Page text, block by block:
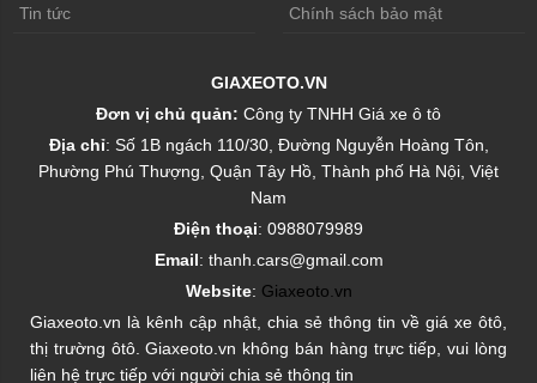
Tin tức Chính sách bảo mật
GIAXEOTO.VN
Đơn vị chủ quản: Công ty TNHH Giá xe ô tô
Địa chỉ: Số 1B ngách 110/30, Đường Nguyễn Hoàng Tôn,
Phường Phú Thượng, Quận Tây Hồ, Thành phố Hà Nội, Việt
Nam
Điện thoại: 0988079989
Email: thanh.cars@gmail.com
Website: Giaxeoto.vn
Giaxeoto.vn là kênh cập nhật, chia sẻ thông tin về giá xe ôtô,
thị trường ôtô. Giaxeoto.vn không bán hàng trực tiếp, vui lòng
liên hệ trực tiếp với người chia sẻ thông tin